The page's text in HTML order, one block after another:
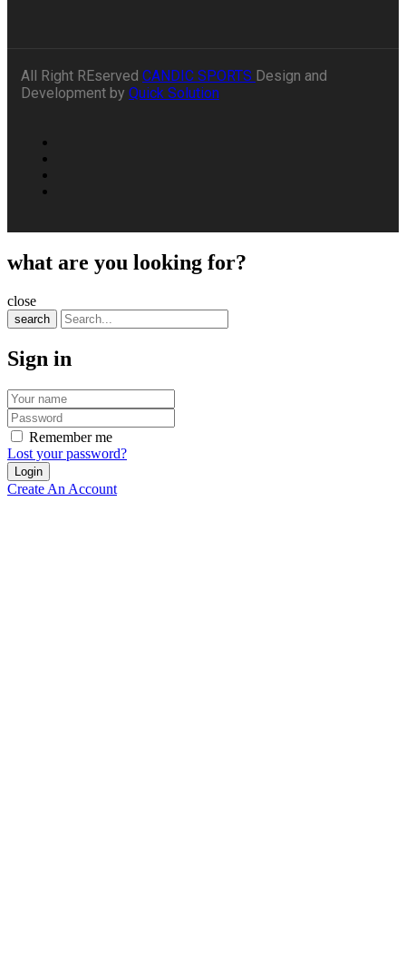
All Right REserved CANDIC SPORTS Design and
Development by Quick Solution
what are you looking for?
close
search
Sign in
Remember me
Lost your password?
Create An Account